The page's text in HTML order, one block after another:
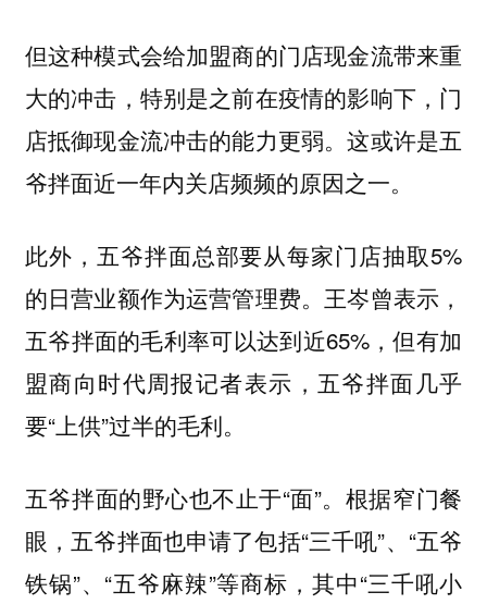
但这种模式会给加盟商的门店现金流带来重
大的冲击，特别是之前在疫情的影响下，门
店抵御现金流冲击的能力更弱。这或许是五
爷拌面近一年内关店频频的原因之一。
此外，五爷拌面总部要从每家门店抽取5%
的日营业额作为运营管理费。王岑曾表示，
五爷拌面的毛利率可以达到近65%，但有加
盟商向时代周报记者表示，五爷拌面几乎
要“上供”过半的毛利。
五爷拌面的野心也不止于“面”。根据窄门餐
眼，五爷拌面也申请了包括“三千吼”、“五爷
铁锅”、“五爷麻辣”等商标，其中“三千吼小